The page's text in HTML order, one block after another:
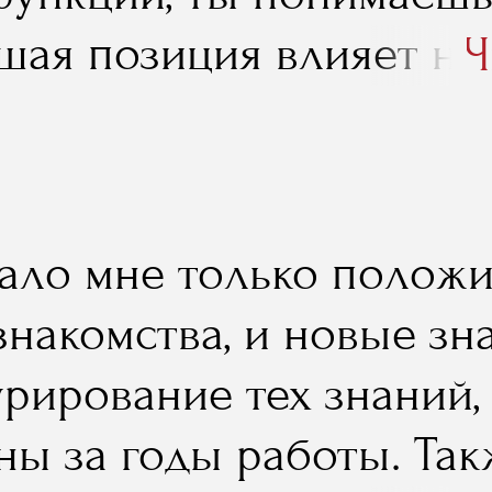
в своих силах».
позиция влияет на
силы, осознать,
подумать,
у руля. Лекции
но жизненный опыт
Ты ничего этого не
мне только
и новые
тех
за годы работы.